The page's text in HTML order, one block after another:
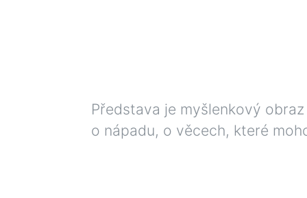
Představa je myšlenkový
o nápadu, o věcech, které